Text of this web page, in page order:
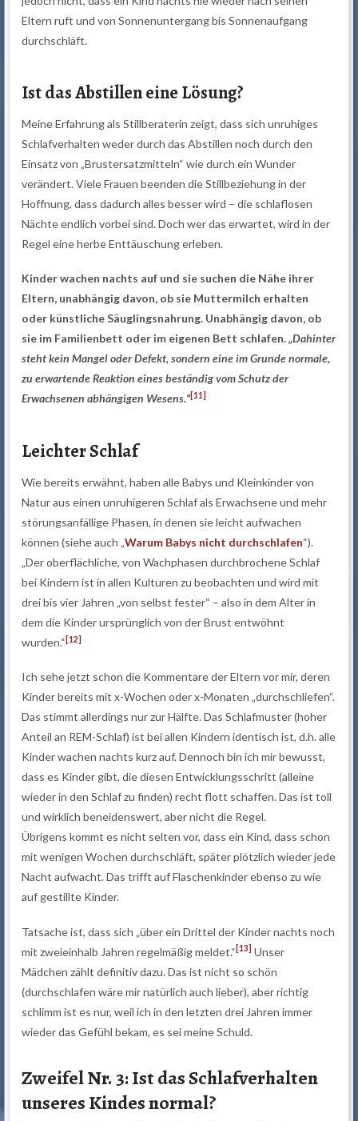
Eltern ruft und von Sonnenuntergang bis Sonnenaufgang
durchschläft.
Ist das Abstillen eine Lösung?
Meine Erfahrung als Stillberaterin zeigt, dass sich unruhiges
Schlafverhalten weder durch das Abstillen noch durch den
Einsatz von „Brustersatzmitteln“ wie durch ein Wunder
verändert. Viele Frauen beenden die Stillbeziehung in der
Hoffnung, dass dadurch alles besser wird – die schlaflosen
Nächte endlich vorbei sind. Doch wer das erwartet, wird in der
Regel eine herbe Enttäuschung erleben.
Kinder wachen nachts auf und sie suchen die Nähe ihrer
Eltern, unabhängig davon, ob sie Muttermilch erhalten
oder künstliche Säuglingsnahrung. Unabhängig davon, ob
sie im Familienbett oder im eigenen Bett schlafen.„Dahinter
steht kein Mangel oder Defekt, sondern eine im Grunde normale,
zu erwartende Reaktion eines beständig vom Schutz der
Erwachsenen abhängigen Wesens.“[11]
Leichter Schlaf
Wie bereits erwähnt, haben alle Babys und Kleinkinder von
Natur aus einen unruhigeren Schlaf als Erwachsene und mehr
störungsanfällige Phasen, in denen sie leicht aufwachen
können (siehe auch „Warum Babys nicht durchschlafen“).
„Der oberflächliche, von Wachphasen durchbrochene Schlaf
bei Kindern ist in allen Kulturen zu beobachten und wird mit
drei bis vier Jahren „von selbst fester“ – also in dem Alter in
dem die Kinder ursprünglich von der Brust entwöhnt
wurden.“[12]
Ich sehe jetzt schon die Kommentare der Eltern vor mir, deren
Kinder bereits mit x-Wochen oder x-Monaten „durchschliefen“.
Das stimmt allerdings nur zur Hälfte. Das Schlafmuster (hoher
Anteil an REM-Schlaf) ist bei allen Kindern identisch ist, d.h. alle
Kinder wachen nachts kurz auf. Dennoch bin ich mir bewusst,
dass es Kinder gibt, die diesen Entwicklungsschritt (alleine
wieder in den Schlaf zu finden) recht flott schaffen. Das ist toll
und wirklich beneidenswert, aber nicht die Regel.
Übrigens kommt es nicht selten vor, dass ein Kind, dass schon
mit wenigen Wochen durchschläft, später plötzlich wieder jede
Nacht aufwacht. Das trifft auf Flaschenkinder ebenso zu wie
auf gestillte Kinder.
Tatsache ist, dass sich „über ein Drittel der Kinder nachts noch
mit zweieinhalb Jahren regelmäßig meldet.“[13]
Unser
Mädchen zählt definitiv dazu. Das ist nicht so schön
(durchschlafen wäre mir natürlich auch lieber), aber richtig
schlimm ist es nur, weil ich in den letzten drei Jahren immer
wieder das Gefühl bekam, es sei meine Schuld.
Zweifel Nr. 3: Ist das Schlafverhalten
unseres Kindes normal?